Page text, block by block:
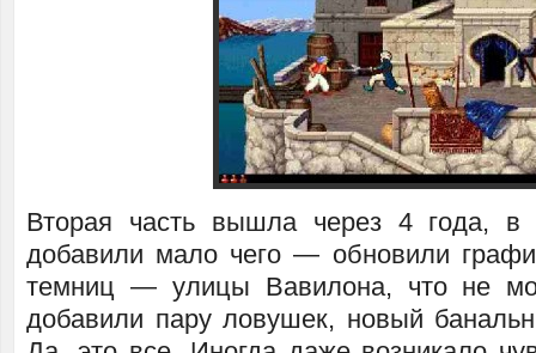
Вторая часть вышла через 4 года, в
добавили мало чего — обновили
темниц — улицы Вавилона, что не
добавили пару ловушек, новый